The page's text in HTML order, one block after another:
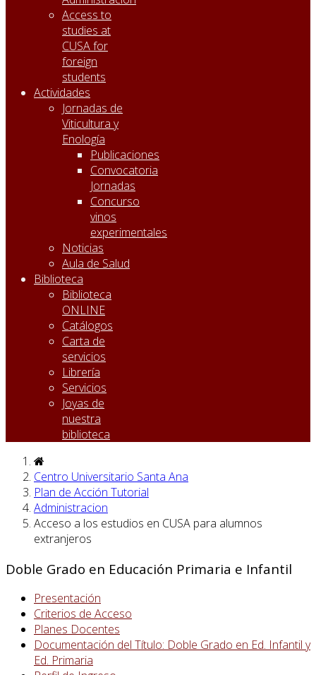
Access to
studies at
CUSA for
foreign
students
Actividades
Jornadas de
Viticultura y
Enología
Publicaciones
Convocatoria
Jornadas
Concurso
vinos
experimentales
Noticias
Aula de Salud
Biblioteca
Biblioteca
ONLINE
Catálogos
Carta de
servicios
Librería
Servicios
Joyas de
nuestra
biblioteca
Centro Universitario Santa Ana
Plan de Acción Tutorial
Administracion
Acceso a los estudios en CUSA para alumnos
extranjeros
Doble Grado en Educación Primaria e Infantil
Presentación
Criterios de Acceso
Planes Docentes
Documentación del Título: Doble Grado en Ed. Infantil y
Ed. Primaria